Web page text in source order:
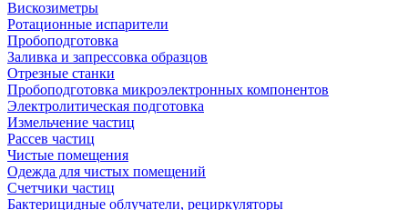
Вискозиметры
Ротационные испарители
Пробоподготовка
Заливка и запрессовка образцов
Отрезные станки
Пробоподготовка микроэлектронных компонентов
Электролитическая подготовка
Измельчение частиц
Рассев частиц
Чистые помещения
Одежда для чистых помещений
Счетчики частиц
Бактерицидные облучатели, рециркуляторы